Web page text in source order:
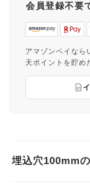
会員登録不要
アマゾンペイなら
天ポイントを貯め
埋込穴100mm